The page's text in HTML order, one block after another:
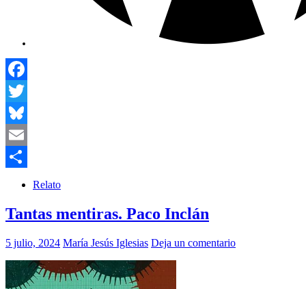
Facebook
Twitter
Bluesky
Email
Compartir
Relato
Tantas mentiras. Paco Inclán
5 julio, 2024 María Jesús Iglesias Deja un comentario